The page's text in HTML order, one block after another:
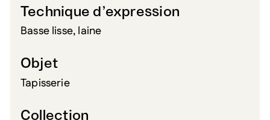
Technique d’expression
Basse lisse, laine
Objet
Tapisserie
Collection